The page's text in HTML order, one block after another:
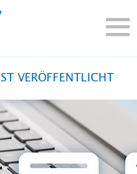
TH-
VERÖFFENTLICHT